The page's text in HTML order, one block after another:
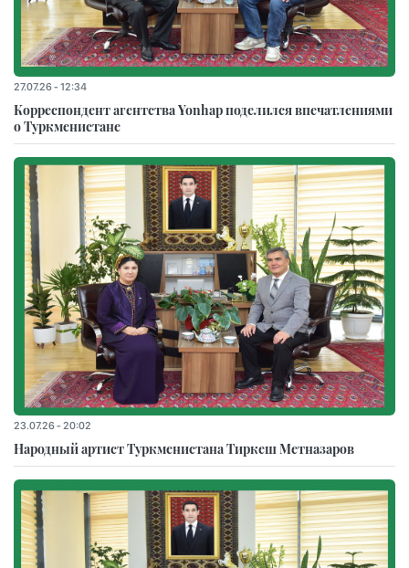
27.07.26 - 12:34
Корреспондент агентства Yonhap поделился впечатлениями
о Туркменистане
23.07.26 - 20:02
Народный артист Туркменистана Тиркеш Мeтназаров